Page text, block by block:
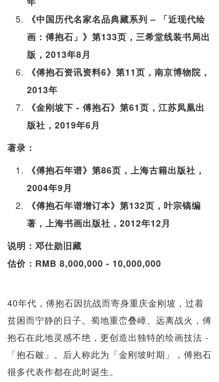
《中国历代名家名品典藏系列 – 「近现代绘
画：傅抱石」》第133页，三希堂线装书局出
版，2013年8月
《傅抱石资讯资料6》第11页，南京博物院，
2013年
《金刚坡下 - 傅抱石》第61页，江苏凤凰出
版社，2019年6月
著录：
《傅抱石年谱》第86页，上海古籍出版社，
2004年9月
《傅抱石年谱增订本》第132页，叶宗镐编
著，上海书画出版社，2012年12月
说明：邓仕勋旧藏
估价：RMB 8,000,000 - 10,000,000
40年代，傅抱石因抗战而寄身重庆金刚坡，过着
贫困而宁静的日子。蜀地重峦叠嶂、远离战火，傅
抱石在此地灵感不绝，更创造出独特的绘画技法 -
「抱石皴」。后人称此为「金刚坡时期」，傅抱石
很多代表作都在此时诞生。